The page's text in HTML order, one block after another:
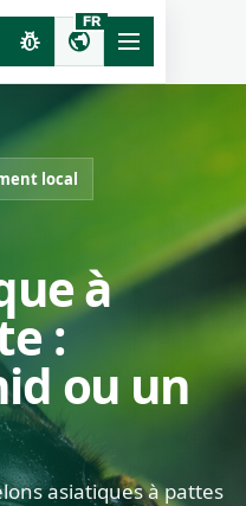
pest_control public
FR
local
à
:
ou un
asiatiques à pattes